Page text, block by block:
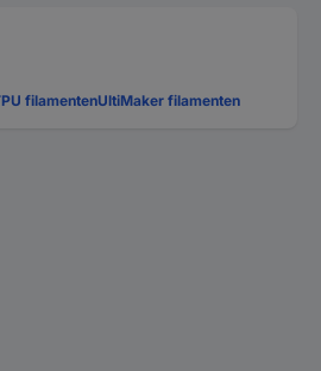
filamentenUltiMaker filamenten